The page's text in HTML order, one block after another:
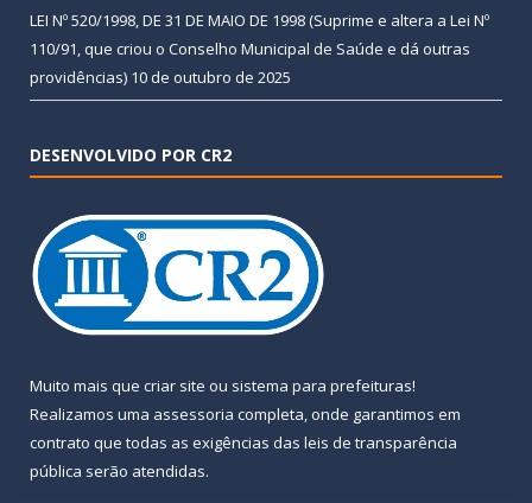
LEI Nº 520/1998, DE 31 DE MAIO DE 1998 (Suprime e altera a Lei Nº
110/91, que criou o Conselho Municipal de Saúde e dá outras
providências) 10 de outubro de 2025
DESENVOLVIDO POR CR2
Muito mais que criar site ou sistema para prefeituras!
Realizamos uma assessoria completa, onde garantimos em
contrato que todas as exigências das leis de transparência
pública serão atendidas.